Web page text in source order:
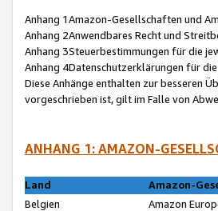
Anhang 1Amazon-Gesellschaften und
Anhang 2Anwendbares Recht und
Anhang 3Steuerbestimmungen für die
Anhang 4Datenschutzerklärungen für
Diese Anhänge enthalten zur besseren
vorgeschrieben ist, gilt im Falle von
ANHANG 1: AMAZON-
Land
Amazon-
Belgien
Amazon